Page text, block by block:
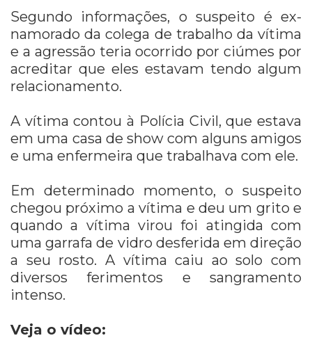
Segundo informações, o suspeito é ex-
namorado da colega de trabalho da vítima
e a agressão teria ocorrido por ciúmes por
acreditar que eles estavam tendo algum
relacionamento.
A vítima contou à Polícia Civil, que estava
em uma casa de show com alguns amigos
e uma enfermeira que trabalhava com ele.
Em determinado momento, o suspeito
chegou próximo a vítima e deu um grito e
quando a vítima virou foi atingida com
uma garrafa de vidro desferida em direção
a seu rosto. A vítima caiu ao solo com
diversos ferimentos e sangramento
intenso.
Veja o vídeo: